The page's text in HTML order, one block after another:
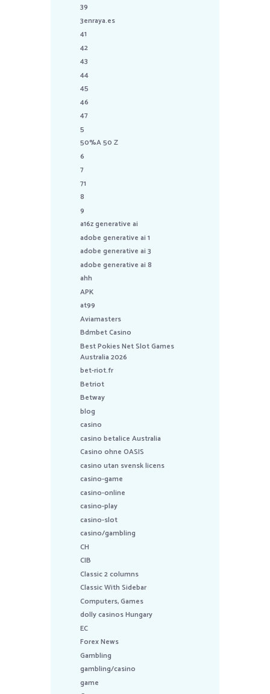
39
3enraya.es
41
42
43
44
45
46
47
5
50%A 50 Z
6
7
71
8
9
a16z generative ai
adobe generative ai 1
adobe generative ai 3
adobe generative ai 8
ahh
APK
at99
Aviamasters
Bdmbet Casino
Best Pokies Net Slot Games
Australia 2026
bet-riot.fr
Betriot
Betway
blog
casino
casino betalice Australia
Casino ohne OASIS
casino utan svensk licens
casino-game
casino-online
casino-play
casino-slot
casino/gambling
CH
CIB
Classic 2 columns
Classic With Sidebar
Computers, Games
dolly casinos Hungary
EC
Forex News
Gambling
gambling/casino
game